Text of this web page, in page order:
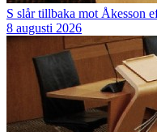
S slår tillbaka mot Åkesson
8 augusti 2026